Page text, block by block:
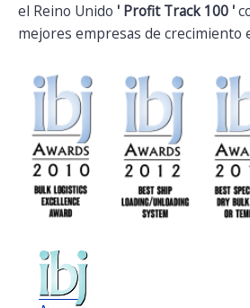
el Reino Unido ' Profit Track 100 '
mejores empresas de crecimiento